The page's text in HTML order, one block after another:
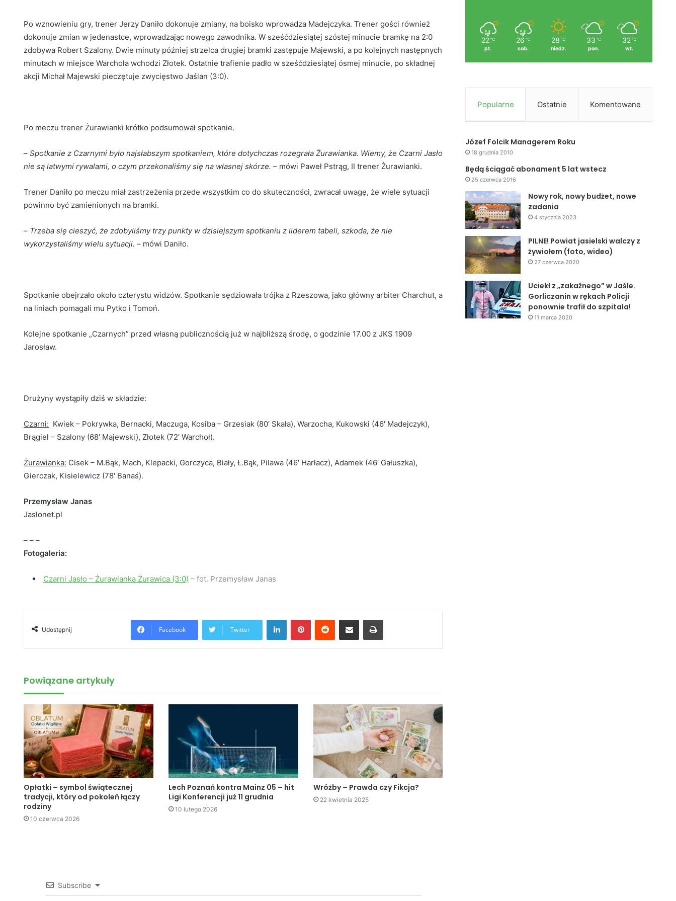
Po wznowieniu gry, trener Jerzy Daniło dokonuje zmiany, na boisko wprowadza Madejczyka. Trener gości również
dokonuje zmian w jedenastce, wprowadzając nowego zawodnika. W sześćdziesiątej szóstej minucie bramkę na 2:0
zdobywa Robert Szalony. Dwie minuty później strzelca drugiej bramki zastępuje Majewski, a po kolejnych następnych
minutach w miejsce Warchoła wchodzi Złotek. Ostatnie trafienie padło w sześćdziesiątej ósmej minucie, po składnej
akcji Michał Majewski pieczętuje zwycięstwo Jaślan (3:0).
Po meczu trener Żurawianki krótko podsumował spotkanie.
– Spotkanie z Czarnymi było najsłabszym spotkaniem, które dotychczas rozegrała Żurawianka. Wiemy, że Czarni Jasło
nie są latwymi rywalami, o czym przekonaliśmy się na własnej skórze. – mówi Paweł Pstrąg, II trener Żurawianki.
Trener Daniło po meczu miał zastrzeżenia przede wszystkim co do skuteczności, zwracał uwagę, że wiele sytuacji
powinno być zamienionych na bramki.
– Trzeba się cieszyć, że zdobyliśmy trzy punkty w dzisiejszym spotkaniu z liderem tabeli, szkoda, że nie
wykorzystaliśmy wielu sytuacji. – mówi Daniło.
Spotkanie obejrzało około czterystu widzów. Spotkanie sędziowała trójka z Rzeszowa, jako główny arbiter Charchut, a
na liniach pomagali mu Pytko i Tomoń.
Kolejne spotkanie „Czarnych” przed własną publicznością już w najbliższą środę, o godzinie 17.00 z JKS 1909
Jarosław.
Drużyny wystąpiły dziś w składzie:
Czarni: Kwiek – Pokrywka, Bernacki, Maczuga, Kosiba – Grzesiak (80′ Skała), Warzocha, Kukowski (46′ Madejczyk),
Brągiel – Szalony (68′ Majewski), Złotek (72′ Warchoł).
Żurawianka: Cisek – M.Bąk, Mach, Klepacki, Gorczyca, Biały, Ł.Bąk, Pilawa (46′ Harłacz), Adamek (46′ Gałuszka),
Gierczak, Kisielewicz (78′ Banaś).
Przemysław Janas
Jaslonet.pl
– – –
Fotogaleria:
Czarni Jasło – Żurawianka Żurawica (3:0) – fot. Przemysław Janas
Udostępnij Facebook Twitter
LinkedIn
Powiązane artykuły
Opłatki – symbol świątecznej
tradycji, który od pokoleń łączy
rodziny
10 czerwca 2026
Lech Poznań kontra Mainz 05 – hit
Ligi Konferencji już 11 grudnia
10 lutego 2026
Wróżby – Prawda czy Fikcja?
22 kwietnia 2025
Subscribe
22 ℃
pt.
26 ℃
sob.
28 ℃
niedz.
33 ℃
pon.
32 ℃
wt.
Popularne Ostatnie Komentowane
Józef Folcik Managerem Roku
18 grudnia 2010
Będą ściągać abonament 5 lat wstecz
25 czerwca 2016
Nowy rok, nowy budżet, nowe
zadania
4 stycznia 2023
PILNE! Powiat jasielski walczy z
żywiołem (foto, wideo)
27 czerwca 2020
Uciekł z „zakaźnego” w Jaśle.
Gorliczanin w rękach Policji
ponownie trafił do szpitala!
11 marca 2020